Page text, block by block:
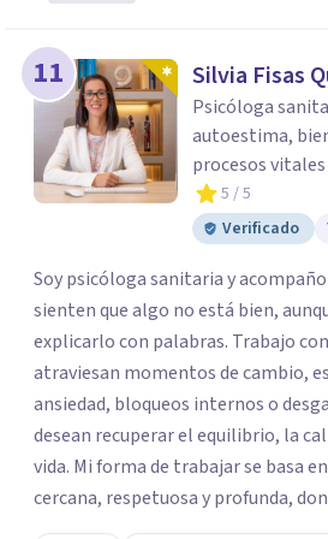
11 Silvia Fisas
Psicóloga
autoestima,
procesos vitales
5 / 5
Verificado
Soy psicóloga sanitaria y
sienten que algo no está bien,
explicarlo con palabras. Trabajo con personas que
atraviesan momentos de cambio,
ansiedad, bloqueos internos o
desean recuperar el equilibrio, la
vida. Mi forma de trabajar se basa en una psicología
cercana, respetuosa y profunda,
atendemos los síntomas, sino